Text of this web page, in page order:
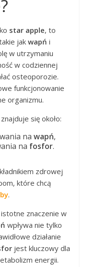
star apple, to
jakwapń i
w utrzymaniu
w codziennej
osteoporozie.
funkcjonowanie
organizmu.
się około:
nawapń,
na fosfor.
zdrowej
które chcą
.
znaczenie w
wpływa nie tylko
działanie
jest kluczowy dla
energii.